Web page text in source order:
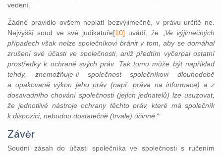
vedení.
Žádné pravidlo ovšem neplatí bezvýjimečně, v právu určitě ne.
Nejvyšší soud ve své judikatuře[10] uvádí, že „ Ve výjimečných
případech však nelze společníkovi bránit v tom, aby se domáhal
zrušení své účasti ve společnosti, aniž předtím vyčerpal ostatní
prostředky k ochraně svých práv. Tak tomu může být například
tehdy, znemožňuje-li společnost společníkovi dlouhodobě
a opakovaně výkon jeho práv (např. práva na informace) a z
dosavadního chování společnosti (jejích jednatelů) lze usuzovat,
že jednotlivé nástroje ochrany těchto práv, které má společník
k dispozici, nebudou dostatečně (trvale) účinné .“
Závěr
Soudní zásah do účasti společníka ve společnosti s ručením